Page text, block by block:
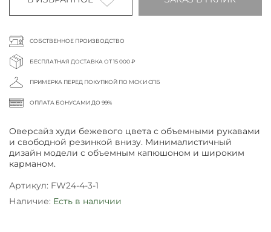
СОБСТВЕННОЕ ПРОИЗВОДСТВО
БЕСПЛАТНАЯ ДОСТАВКА ОТ 15 000 ₽
ПРИМЕРКА ПЕРЕД ПОКУПКОЙ ПО МСК И СПБ
ОПЛАТА БОНУСАМИ ДО 99%
Оверсайз худи бежевого цвета с объемными рукавами
и свободной резинкой внизу. Минималистичный
дизайн модели с объемным капюшоном и широким
карманом.
Артикул: FW24-4-3-1
Наличие: Есть в наличии